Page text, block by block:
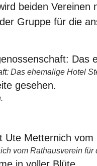
beiden
Gruppe für die
Das ehemalige Hotel
vom Rathausverein